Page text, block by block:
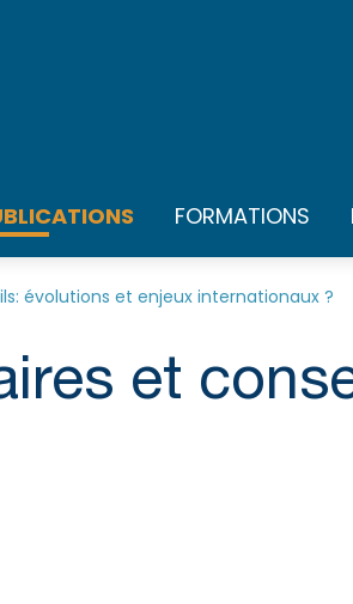
FORMATIONS
évolutions et enjeux internationaux ?
et